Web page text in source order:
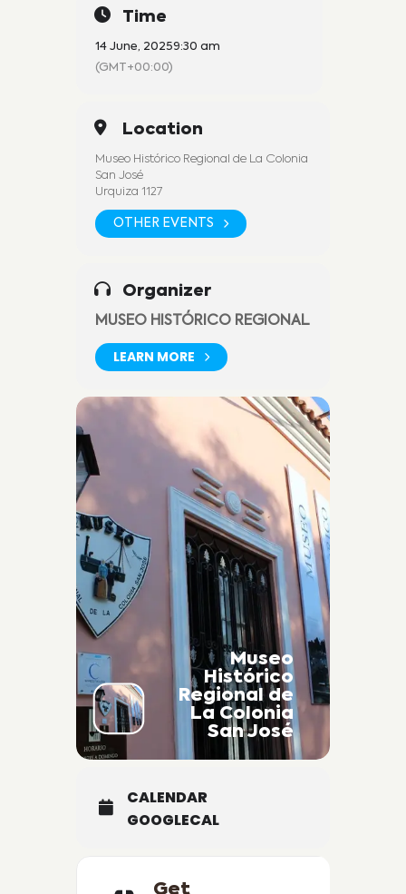
Time
14 June, 20259:30 am
(GMT+00:00)
Location
Museo Histórico Regional de La Colonia
San José
Urquiza 1127
OTHER EVENTS
Organizer
MUSEO HISTÓRICO REGIONAL
LEARN MORE
Museo
Histórico
Regional de
La Colonia
San José
CALENDAR
GOOGLECAL